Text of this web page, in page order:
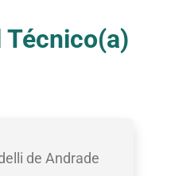
Técnico(a)
de Andrade